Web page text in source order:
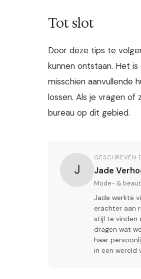
Tot slot
Door deze tips te
kunnen ontstaan. Het
misschien aanvullende
lossen. Als je vragen
bureau op dit gebied.
J
GESCHREVEN
Jade
Mode- &
Jade werkte
erachter aan
stijl te vinden
dragen wat
haar
in een wereld